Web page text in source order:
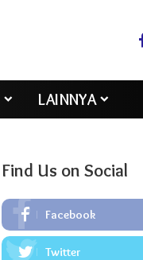
LAINNYA
Find Us on Social
Facebook
Twitter